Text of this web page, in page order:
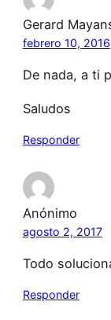
Gerard
febrero 10, 2016
De nada, a ti
Saludos
Responder
Anónimo
agosto 2, 2017
Todo
Responder